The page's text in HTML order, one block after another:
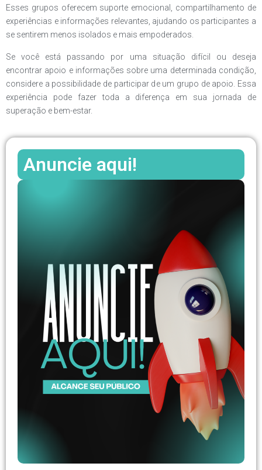
Esses grupos oferecem suporte emocional, compartilhamento de
experiências e informações relevantes, ajudando os participantes a
se sentirem menos isolados e mais empoderados.
Se você está passando por uma situação difícil ou deseja
encontrar apoio e informações sobre uma determinada condição,
considere a possibilidade de participar de um grupo de apoio. Essa
experiência pode fazer toda a diferença em sua jornada de
superação e bem-estar.
Anuncie aqui!